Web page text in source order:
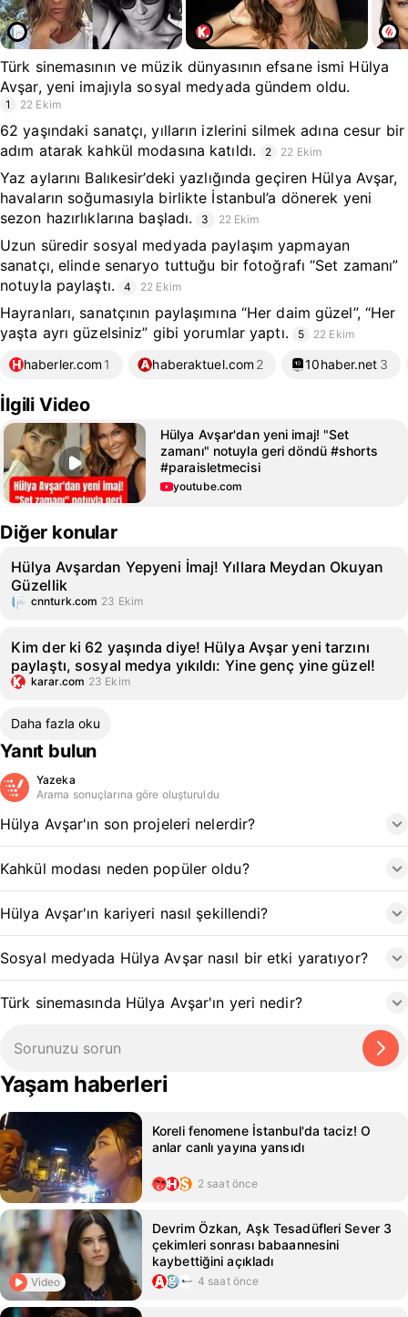
Türk sinemasının ve müzik dünyasının efsane ismi Hülya
Avşar, yeni imajıyla sosyal medyada gündem oldu.
1 22 Ekim
62 yaşındaki sanatçı, yılların izlerini silmek adına cesur bir
adım atarak kahkül modasına katıldı.
2 22 Ekim
Yaz aylarını Balıkesir’deki yazlığında geçiren Hülya Avşar,
havaların soğumasıyla birlikte İstanbul’a dönerek yeni
sezon hazırlıklarına başladı.
3 22 Ekim
Uzun süredir sosyal medyada paylaşım yapmayan
sanatçı, elinde senaryo tuttuğu bir fotoğrafı “Set zamanı”
notuyla paylaştı.
4 22 Ekim
Hayranları, sanatçının paylaşımına “Her daim güzel”, “Her
yaşta ayrı güzelsiniz” gibi yorumlar yaptı.
5 22 Ekim
haberler.com 1 haberaktuel.com 2 10haber.net 3
İlgili Video
Hülya Avşar'dan yeni imaj! "Set
zamanı" notuyla geri döndü #shorts
#paraisletmecisi
youtube.com
Diğer konular
Hülya Avşardan Yepyeni İmaj! Yıllara Meydan Okuyan
Güzellik
cnnturk.com 23 Ekim
Kim der ki 62 yaşında diye! Hülya Avşar yeni tarzını
paylaştı, sosyal medya yıkıldı: Yine genç yine güzel!
karar.com 23 Ekim
Daha fazla oku
Yanıt bulun
Yazeka
Arama sonuçlarına göre oluşturuldu
Hülya Avşar'ın son projeleri nelerdir?
Kahkül modası neden popüler oldu?
Hülya Avşar'ın kariyeri nasıl şekillendi?
Sosyal medyada Hülya Avşar nasıl bir etki yaratıyor?
Türk sinemasında Hülya Avşar'ın yeri nedir?
Yaşam haberleri
Koreli fenomene İstanbul'da taciz! O
anlar canlı yayına yansıdı
2 saat önce
Video
Devrim Özkan, Aşk Tesadüfleri Sever 3
çekimleri sonrası babaannesini
kaybettiğini açıkladı
4 saat önce